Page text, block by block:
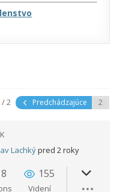
/ 2 Predchádzajúce
Lachkýpred 2 roky
155
Videní